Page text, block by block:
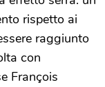
rispetto ai
raggiunto
con
François